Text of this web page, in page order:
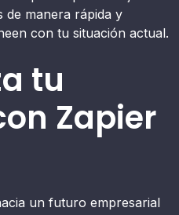
manera rápida y
con tu situación actual.
tu
Zapier
un futuro empresarial